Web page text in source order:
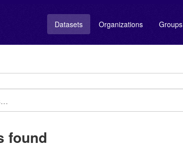
Datasets Organizations Groups
found